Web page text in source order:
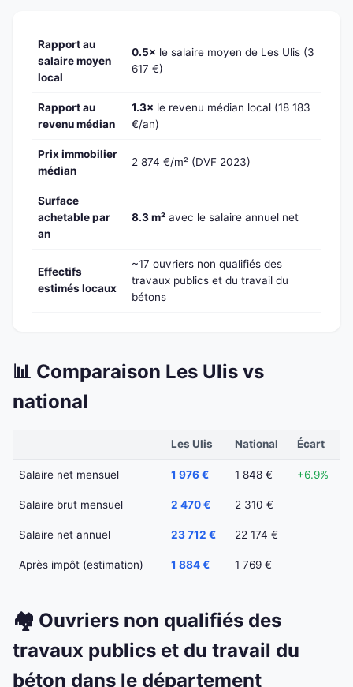
Rapport au
salaire moyen
local
0.5× le salaire moyen de Les Ulis (3
617 €)
Rapport au
revenu médian
1.3× le revenu médian local (18 183
€/an)
Prix immobilier
médian
2 874 €/m² (DVF 2023)
Surface
achetable par
an
8.3 m² avec le salaire annuel net
Effectifs
estimés locaux
~17 ouvriers non qualifiés des
travaux publics et du travail du
bétons
📊 Comparaison Les Ulis vs
national
Les Ulis National Écart
Salaire net mensuel 1 976 € 1 848 € +6.9%
Salaire brut mensuel 2 470 € 2 310 €
Salaire net annuel 23 712 € 22 174 €
Après impôt (estimation) 1 884 € 1 769 €
🏘️ Ouvriers non qualifiés des
travaux publics et du travail du
béton dans le département